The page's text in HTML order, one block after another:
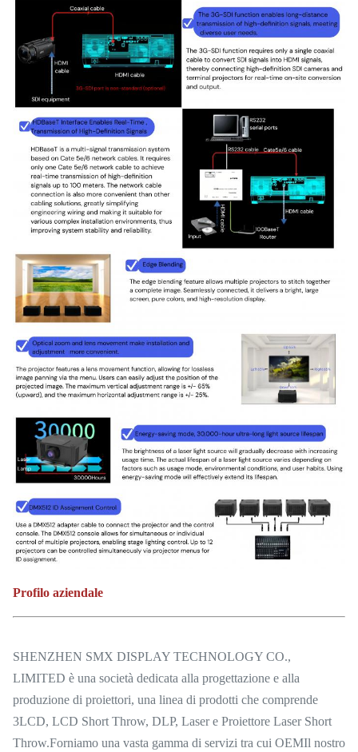
Profilo aziendale
SHENZHEN SMX DISPLAY TECHNOLOGY CO.,
LIMITED è una società dedicata alla progettazione e alla
produzione di proiettori, una linea di prodotti che comprende
3LCD, LCD Short Throw, DLP, Laser e Proiettore Laser Short
Throw.Forniamo una vasta gamma di servizi tra cui OEMIl nostro